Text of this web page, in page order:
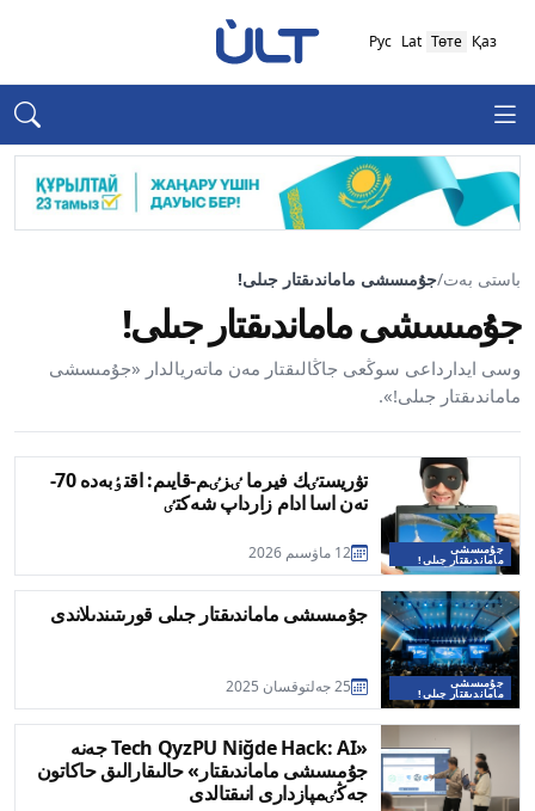
Қаз
Төте
Lat
Рус
باستى بەت/جۇمىسشى ماماندىقتار جىلى!
جۇمىسشى ماماندىقتار جىلى!
وسى ايدارداعى سوڭعى جاڭالىقتار مەن ماتەريالدار «جۇمىسشى
ماماندىقتار جىلى!».
جۇمىسشى
ماماندىقتار جىلى!
تۋريستٸك فيرما ٸزٸم-قايىم: اقتٶبەدە 70-
تەن اسا ادام زارداپ شەكتٸ
12 ماۋسىم 2026
جۇمىسشى
ماماندىقتار جىلى!
جۇمىسشى ماماندىقتار جىلى قورىتىندىلاندى
25 جەلتوقسان 2025
«Tech QyzPU Niğde Hack: AI جەنە
جۇمىسشى ماماندىقتار» حالىقارالىق حاكاتون
جەڭٸمپازدارى انىقتالدى